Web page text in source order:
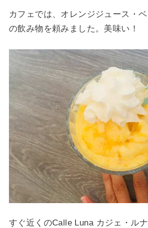
カフェでは、オレンジジュース・
の飲み物を頼みました。美味い！
すぐ近くのCalle Luna カジェ・ル